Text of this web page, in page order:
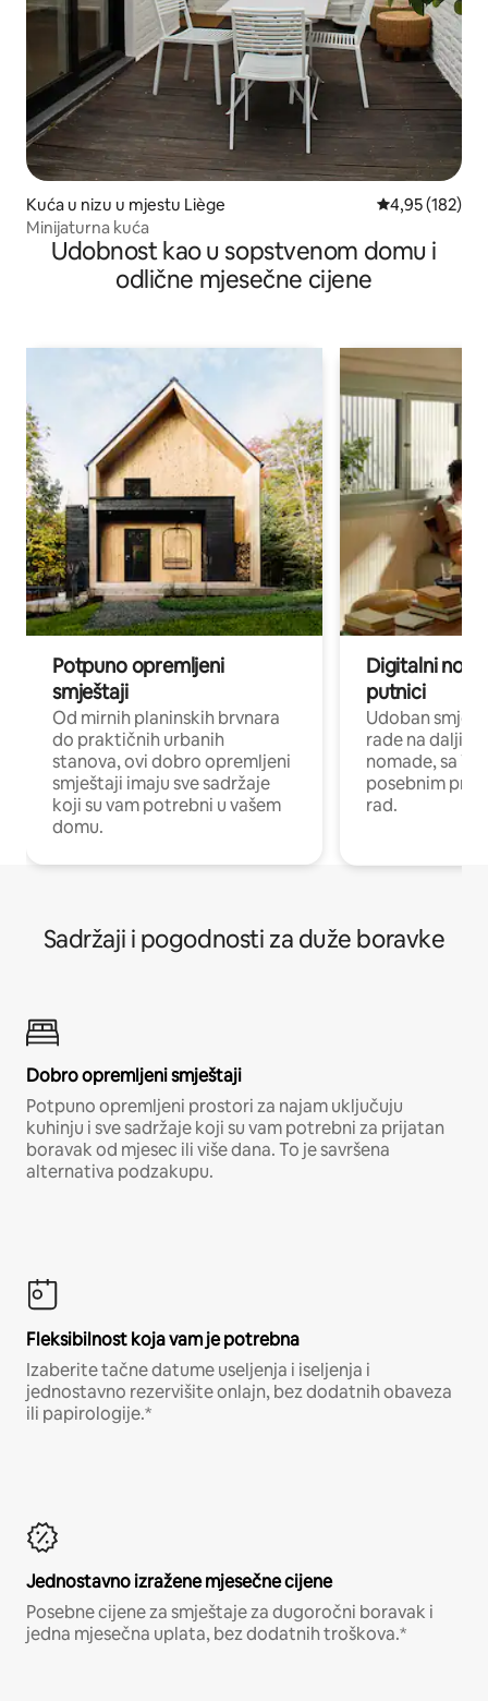
Kuća u nizu u mjestu Liège prosječna
4,95 (182)
Minijaturna kuća
Udobnost kao u sopstvenom domu i
odlične mjesečne cijene
Potpuno opremljeni
smještaji
Od mirnih planinskih brvnara
do praktičnih urbanih
stanova, ovi dobro opremljeni
smještaji imaju sve sadržaje
koji su vam potrebni u vašem
domu.
Digitalni
putnici
Udoban
rade na
nomade, sa
posebnim
rad.
Sadržaji i pogodnosti za duže boravke
Dobro opremljeni smještaji
Potpuno opremljeni prostori za najam uključuju
kuhinju i sve sadržaje koji su vam potrebni za prijatan
boravak od mjesec ili više dana. To je savršena
alternativa podzakupu.
Fleksibilnost koja vam je potrebna
Izaberite tačne datume useljenja i iseljenja i
jednostavno rezervišite onlajn, bez dodatnih obaveza
ili papirologije.*
Jednostavno izražene mjesečne cijene
Posebne cijene za smještaje za dugoročni boravak i
jedna mjesečna uplata, bez dodatnih troškova.*